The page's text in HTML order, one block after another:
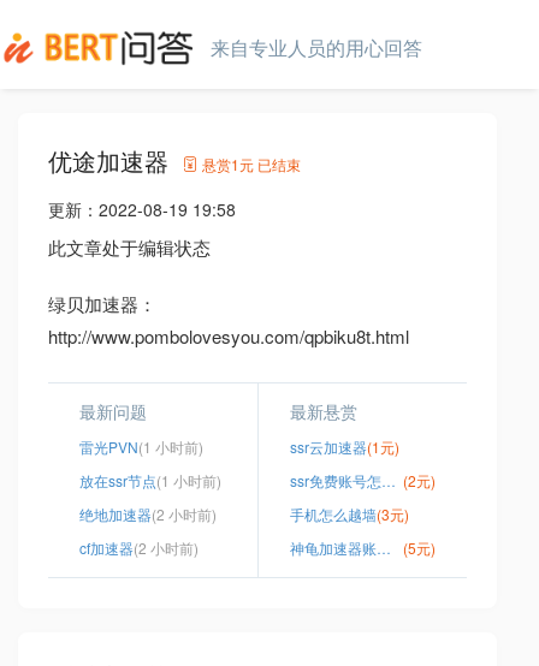
来自专业人员的用心回答
优途加速器 悬赏1元 已结束
更新： 2022-08-19 19:58
此文章处于编辑状态
绿贝加速器：
http://www.pombolovesyou.com/qpbiku8t.html
最新问题
雷光PVN(1 小时前)
放在ssr节点(1 小时前)
绝地加速器(2 小时前)
cf加速器(2 小时前)
最新悬赏
ssr云加速器(1元)
ssr免费账号怎么来的 (2元)
手机怎么越墙(3元)
神龟加速器账号密码共享
(5元)